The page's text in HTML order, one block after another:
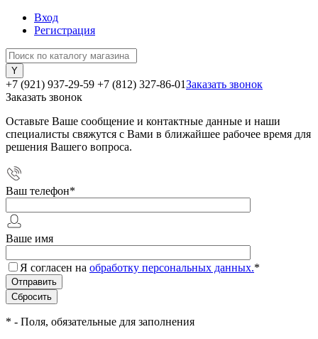
Вход
Регистрация
+7 (921) 937-29-59 +7 (812) 327-86-01Заказать звонок
Заказать звонок
Оставьте Ваше сообщение и контактные данные и наши
специалисты свяжутся с Вами в ближайшее рабочее время для
решения Вашего вопроса.
Ваш телефон*
Ваше имя
Я согласен на обработку персональных данных.*
* - Поля, обязательные для заполнения